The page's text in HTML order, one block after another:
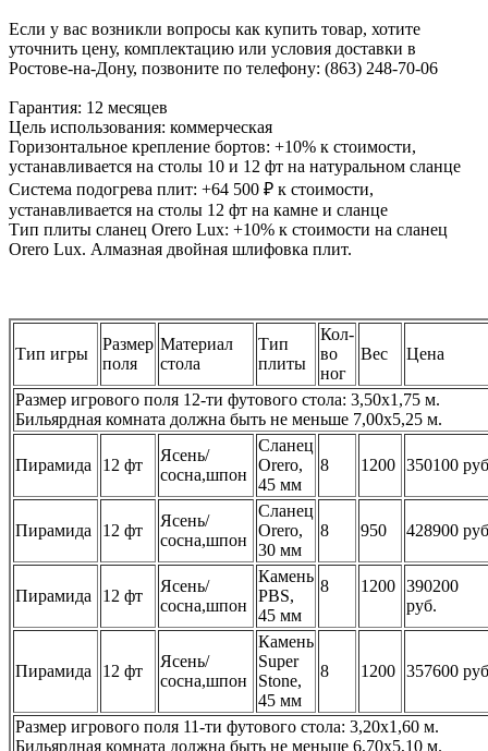
Если у вас возникли вопросы как купить товар, хотите
уточнить цену, комплектацию или условия доставки в
Ростове-на-Дону, позвоните по телефону: (863) 248-70-06
Гарантия: 12 месяцев
Цель использования: коммерческая
Горизонтальное крепление бортов: +10% к стоимости,
устанавливается на столы 10 и 12 фт на натуральном сланце
Система подогрева плит: +64 500 ₽ к стоимости,
устанавливается на столы 12 фт на камне и сланце
Тип плиты сланец Orero Lux: +10% к стоимости на сланец
Orero Lux. Алмазная двойная шлифовка плит.
Тип игры
Размер
поля
Материал
стола
Тип
плиты
Кол-
во
ног
Вес Цена
Размер игрового поля 12-ти футового стола: 3,50х1,75 м.
Бильярдная комната должна быть не меньше 7,00х5,25 м.
Пирамида 12 фт
Ясень/
сосна,шпон
Сланец
Orero,
45 мм
8 1200 350100
Пирамида 12 фт
Ясень/
сосна,шпон
Сланец
Orero,
30 мм
8 950 428900
Пирамида 12 фт
Ясень/
сосна,шпон
Камень
PBS,
45 мм
8 1200 390200
руб.
Пирамида 12 фт
Ясень/
сосна,шпон
Камень
Super
Stone,
45 мм
8 1200 357600
Размер игрового поля 11-ти футового стола: 3,20х1,60 м.
Бильярдная комната должна быть не меньше 6,70х5,10 м.